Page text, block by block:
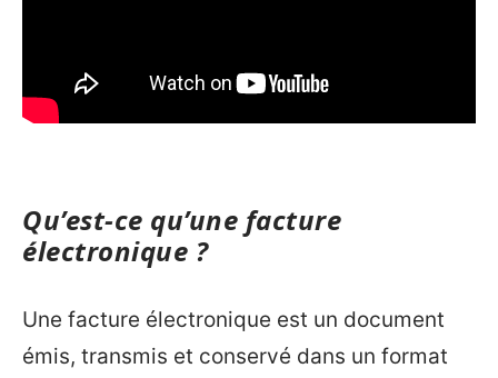
Qu’est-ce qu’une facture
électronique ?
Une facture électronique est un document
émis, transmis et conservé dans un format